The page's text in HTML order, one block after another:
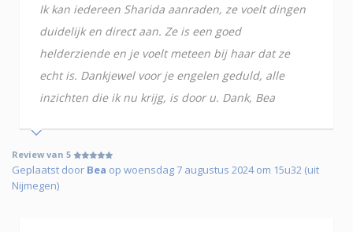
Ik kan iedereen Sharida aanraden, ze voelt dingen
duidelijk en direct aan. Ze is een goed
helderziende en je voelt meteen bij haar dat ze
echt is. Dankjewel voor je engelen geduld, alle
inzichten die ik nu krijg, is door u. Dank, Bea
Review van 5
Geplaatst door Bea op woensdag 7 augustus 2024 om 15u32 (uit
Nijmegen)